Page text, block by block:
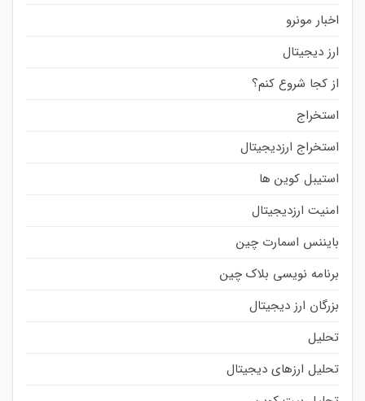
اخبار مونرو
ارز دیجیتال
از کجا شروع کنم؟
استخراج
استخراج ارزدیجیتال
استیبل کوین ها
امنیت ارزدیجیتال
بایننس اسمارت چین
برنامه نویسی بلاک چین
بزرگان ارز دیجیتال
تحلیل
تحلیل ارزهای دیجیتال